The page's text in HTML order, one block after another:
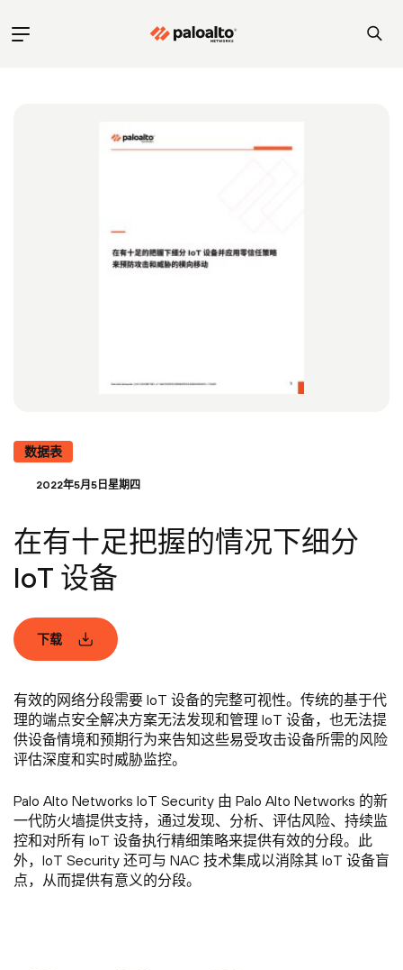
数据表
2022年5月5日星期四
在有十足把握的情况下细分
IoT 设备
下载
有效的网络分段需要 IoT 设备的完整可视性。传统的基于代
理的端点安全解决方案无法发现和管理 IoT 设备，也无法提
供设备情境和预期行为来告知这些易受攻击设备所需的风险
评估深度和实时威胁监控。
Palo Alto Networks IoT Security 由 Palo Alto Networks 的新
一代防火墙提供支持，通过发现、分析、评估风险、持续监
控和对所有 IoT 设备执行精细策略来提供有效的分段。此
外，IoT Security 还可与 NAC 技术集成以消除其 IoT 设备盲
点，从而提供有意义的分段。